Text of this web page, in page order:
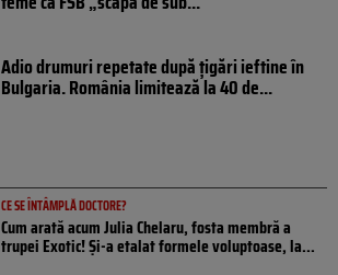
Adio drumuri repetate după țigări ieftine în
Bulgaria. România limitează la 40 de...
CE SE ÎNTÂMPLĂ DOCTORE?
Cum arată acum Julia Chelaru, fosta membră a
trupei Exotic! Și-a etalat formele voluptoase, la...